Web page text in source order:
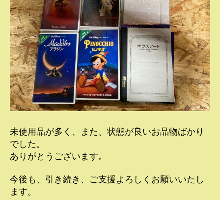
未使用品が多く、また、状態が良いお品物ばかり
でした。
ありがとうございます。
今後も、引き続き、ご支援よろしくお願いいたし
ます。